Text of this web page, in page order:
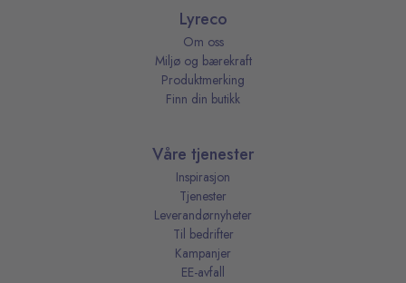
Lyreco
Om oss
Miljø og bærekraft
Produktmerking
Finn din butikk
Våre tjenester
Inspirasjon
Tjenester
Leverandørnyheter
Til bedrifter
Kampanjer
EE-avfall